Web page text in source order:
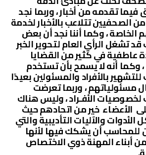
تقدمه من أخبار ، وربما نجد
الصحفيين تتلاعب بالأخبار لخدمة
الخاصة ، وكما أننا نجد أن بعض
تشغل الرأي العام لتحوير الخبر
عاطفية في كثير من القضايا
وكما أنه لا يسمح بأن تستخدم
بالأفراد والمسئولين بعيدًا
مسئولياتهم ، وربما تعرضت
الأفـراد ، وليس هناك
الأعضاء خير من اتحادهم حيث
والآليات التأديبية والتي
للمحاسب أن يشكك فيها لأنها
أبناء المهنة ذوي الاختصاص